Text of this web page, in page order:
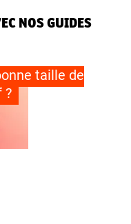
NOS GUIDES
taille de
?